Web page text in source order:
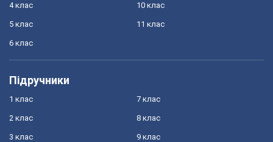
4 клас
5 клас
6 клас
10 клас
11 клас
Підручники
1 клас
2 клас
3 клас
7 клас
8 клас
9 клас